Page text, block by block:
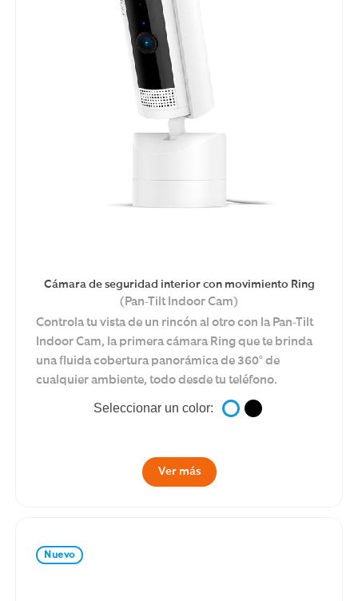
Cámara de seguridad interior con movimiento Ring
(Pan-Tilt Indoor Cam)
Controla tu vista de un rincón al otro con la Pan-Tilt
Indoor Cam, la primera cámara Ring que te brinda
una fluida cobertura panorámica de 360° de
cualquier ambiente, todo desde tu teléfono.
Seleccionar un color:
Ver más
Nuevo